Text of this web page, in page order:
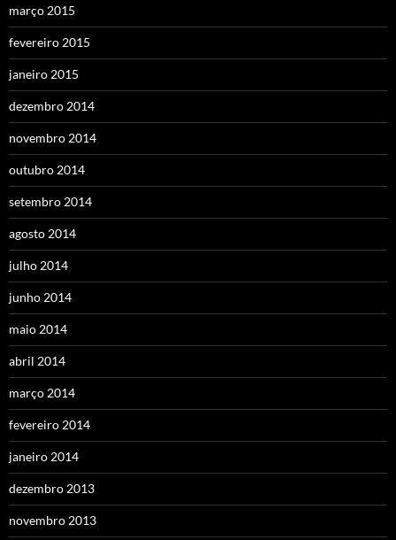
março 2015
fevereiro 2015
janeiro 2015
dezembro 2014
novembro 2014
outubro 2014
setembro 2014
agosto 2014
julho 2014
junho 2014
maio 2014
abril 2014
março 2014
fevereiro 2014
janeiro 2014
dezembro 2013
novembro 2013